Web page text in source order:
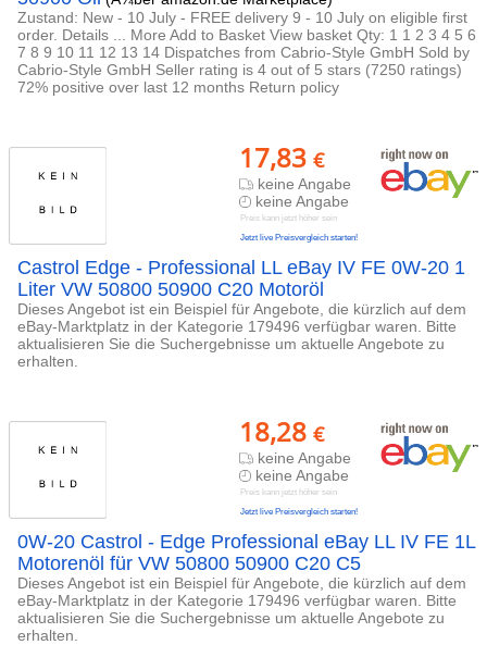
Zustand: New - 10 July - FREE delivery 9 - 10 July on eligible first
order. Details ... More Add to Basket View basket Qty: 1 1 2 3 4 5 6
7 8 9 10 11 12 13 14 Dispatches from Cabrio-Style GmbH Sold by
Cabrio-Style GmbH Seller rating is 4 out of 5 stars (7250 ratings)
72% positive over last 12 months Return policy
17,83 €
keine Angabe
keine Angabe
Preis kann jetzt höher sein
Jetzt live Preisvergleich starten!
Castrol Edge - Professional LL eBay IV FE 0W-20 1
Liter VW 50800 50900 C20 Motoröl
Dieses Angebot ist ein Beispiel für Angebote, die kürzlich auf dem
eBay-Marktplatz in der Kategorie 179496 verfügbar waren. Bitte
aktualisieren Sie die Suchergebnisse um aktuelle Angebote zu
erhalten.
18,28 €
keine Angabe
keine Angabe
Preis kann jetzt höher sein
Jetzt live Preisvergleich starten!
0W-20 Castrol - Edge Professional eBay LL IV FE 1L
Motorenöl für VW 50800 50900 C20 C5
Dieses Angebot ist ein Beispiel für Angebote, die kürzlich auf dem
eBay-Marktplatz in der Kategorie 179496 verfügbar waren. Bitte
aktualisieren Sie die Suchergebnisse um aktuelle Angebote zu
erhalten.